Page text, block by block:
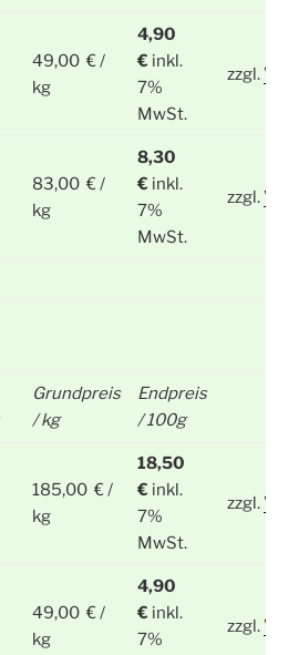
49,00 € /
kg
4,90
€ inkl.
7%
MwSt.
zzgl.
83,00 € /
kg
8,30
€ inkl.
7%
MwSt.
zzgl.
Grundpreis
/ kg
Endpreis
/ 100g
185,00 € /
kg
18,50
€ inkl.
7%
MwSt.
zzgl.
49,00 € /
kg
4,90
€ inkl.
7%
zzgl.